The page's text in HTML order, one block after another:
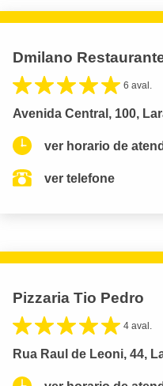
Dmilano
6 aval.
Avenida Central, 100,
ver horario de
ver telefone
Pizzaria Tio Pedro
4 aval.
Rua Raul de Leoni, 44,